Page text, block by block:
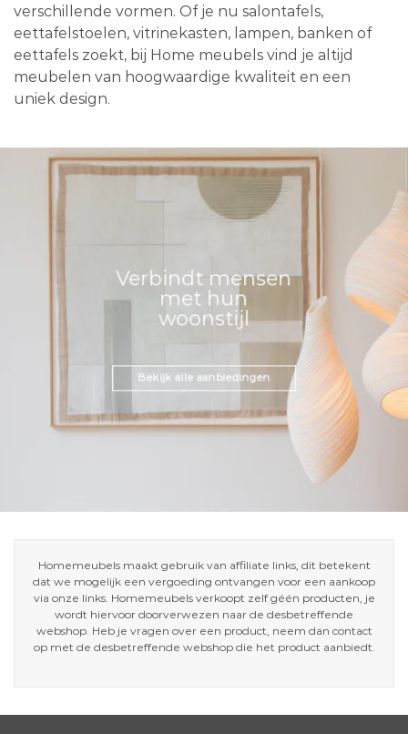
verschillende vormen. Of je nu salontafels,
eettafelstoelen, vitrinekasten, lampen, banken of
eettafels zoekt, bij Home meubels vind je altijd
meubelen van hoogwaardige kwaliteit en een
uniek design.
Verbindt mensen
met hun
woonstijl
Bekijk alle aanbiedingen
Homemeubels maakt gebruik van affiliate links, dit betekent
dat we mogelijk een vergoeding ontvangen voor een aankoop
via onze links. Homemeubels verkoopt zelf géén producten, je
wordt hiervoor doorverwezen naar de desbetreffende
webshop. Heb je vragen over een product, neem dan contact
op met de desbetreffende webshop die het product aanbiedt.